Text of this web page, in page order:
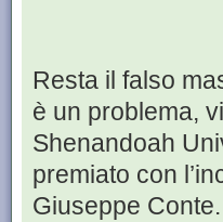
Resta il falso
è un problema,
Shenandoah
premiato con
Giuseppe